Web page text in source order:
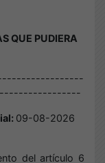
QUE PUDIERA
09-08-2026
del artículo 6